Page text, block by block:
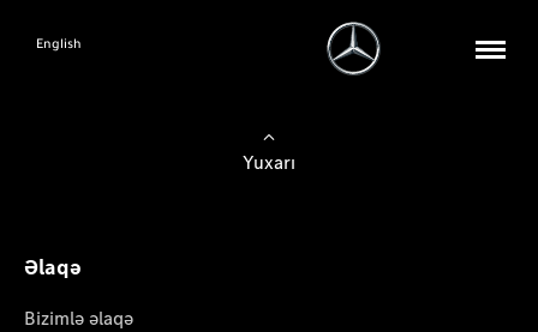
English
Yuxarı
Əlaqə
Bizimlə əlaqə